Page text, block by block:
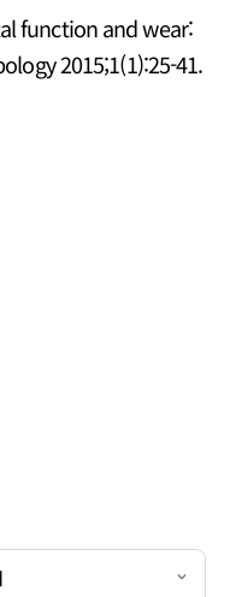
function and wear:
2015;1(1):25-41.